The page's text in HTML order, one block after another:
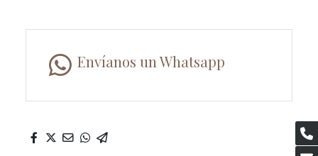
Envíanos un Whatsapp